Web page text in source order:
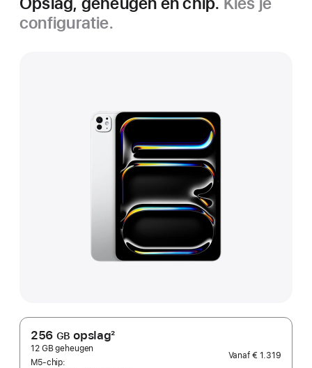
configuratie.
256 GB opslag
Voetnoot
2
12 GB geheugen
M5‑chip:
Vanaf € 1.319